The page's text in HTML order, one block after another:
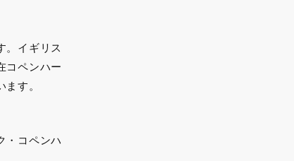
。イギリス
コペンハー
す。
・コペンハ